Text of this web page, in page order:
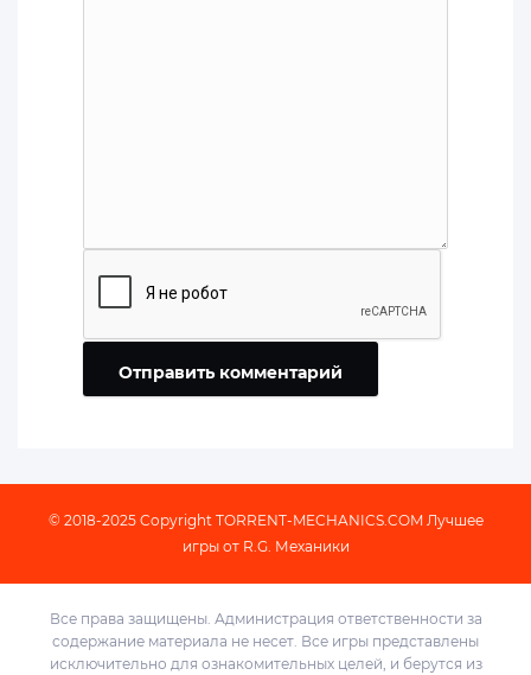
Отправить комментарий
© 2018-2025 Copyright TORRENT-MECHANICS.COM Лучшее
игры от R.G. Механики
Все права защищены. Администрация ответственности за
содержание материала не несет. Все игры представлены
исключительно для ознакомительных целей, и берутся из